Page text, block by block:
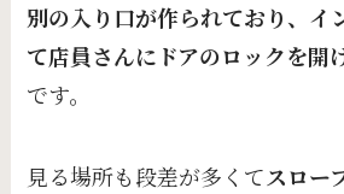
別の入り口が作られており、イ
て店員さんにドアのロックを開
です。
見る場所も段差が多くてスロー